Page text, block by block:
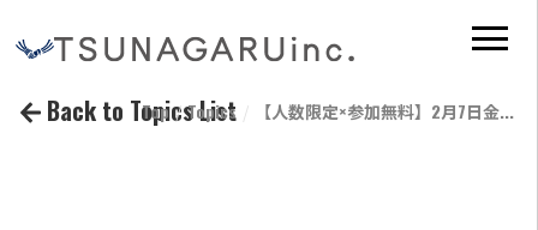
Back to Topics List
Top Topics 【人数限定×参加無料】2月7日金...